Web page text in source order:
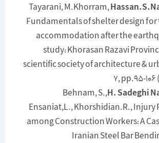
Tayarani, M.Khorram,
Fundamentals of shelter
accommodation after the
study: Khorasan Razavi
scientific society of architecture
7,
H.
Ensaniat,L., Khorshidian.R.,
among Construction Workers:
Iranian Steel Bar